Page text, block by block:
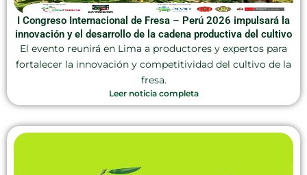
I Congreso Internacional de Fresa – Perú 2026 impulsará la
innovación y el desarrollo de la cadena productiva del cultivo
El evento reunirá en Lima a productores y expertos para
fortalecer la innovación y competitividad del cultivo de la
fresa.
Leer noticia completa